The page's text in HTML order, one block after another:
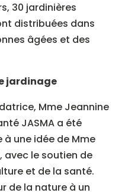
30 jardinières
distribuées dans
âgées et des
jardinage
Mme Jeannine
JASMA a été
à une idée de Mme
avec le soutien de
et de la santé.
de la nature à un